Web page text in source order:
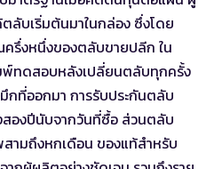
ตลับเริ่มต้นมาในกล่อง ซึ่งโดย
รึ่งหนึ่งของตลับขายปลีก ใน
มพ์ทดสอบหลังเปลี่ยนตลับทุกครั้ง
ที่ออกมา การรับประกันตลับ
องปีนับจากวันที่ซื้อ ส่วนตลับ
ามถึงหกเดือน ของแท้สำหรับ